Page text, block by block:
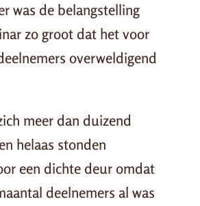
was de belangstelling
zo groot dat het voor
overweldigend
meer dan duizend
helaas stonden
een dichte deur omdat
deelnemers al was